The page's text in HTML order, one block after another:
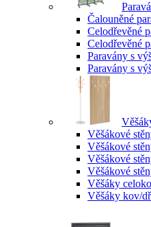
Čalouněné
Celodřevěné
Celodřevěné
Paravány s
Paravány s
Věšákové
Věšákové
Věšákové
Věšákové
Věšáky
Věšáky kov/